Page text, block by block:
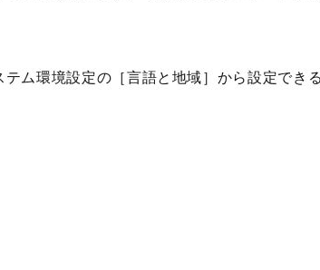
ム環境設定の［言語と地域］から設定できる